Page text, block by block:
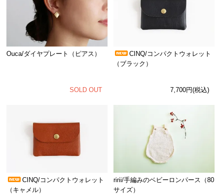
Ouca/ダイヤプレート（ピアス）
SOLD OUT
CINQ/コンパクトウォレット
（ブラック）
7,700円(税込)
CINQ/コンパクトウォレット
（キャメル）
ririi/手編みのベビーロンパース（80
サイズ）